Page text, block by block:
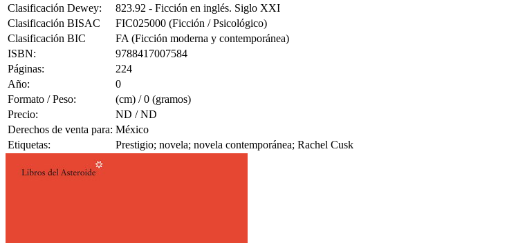
Clasificación Dewey:
823.92 - Ficción en inglés. Siglo XXI
Clasificación BISAC
FIC025000 (Ficción / Psicológico)
Clasificación BIC
FA (Ficción moderna y contemporánea)
ISBN:
9788417007584
Páginas:
224
Año:
0
Formato / Peso:
(cm) / 0 (gramos)
Precio:
ND / ND
Derechos de venta para: México
Etiquetas:
Prestigio; novela; novela contemporánea; Rachel Cusk